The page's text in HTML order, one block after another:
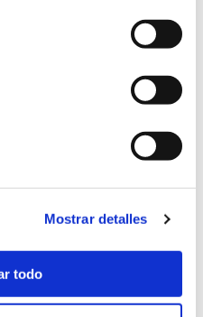
Mostrar detalles
todo
de la
de la sociedad y los
por la muerte de quien
octubre de 2004 hasta
a su viuda y su familia